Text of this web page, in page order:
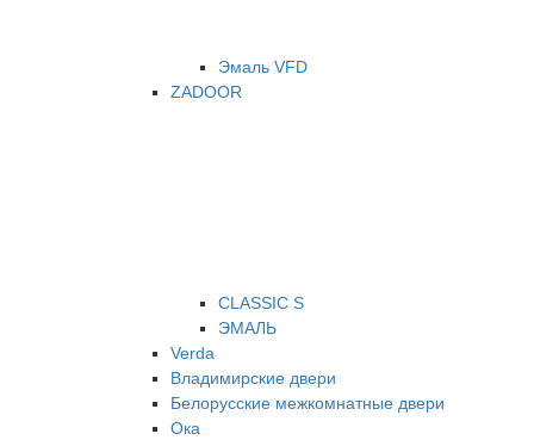
Эмаль VFD
ZADOOR
CLASSIC S
ЭМАЛЬ
Verda
Владимирские двери
Белорусские межкомнатные двери
Ока